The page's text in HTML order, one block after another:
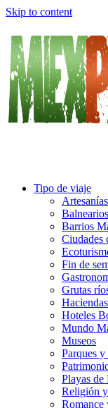
Skip to content
Tipo de viaje
Balnearios
Barrios
Ciudades
Fin de
Grutas
Haciendas
Hoteles
Mundo
Museos
Parques
Playas
Religión
Romance